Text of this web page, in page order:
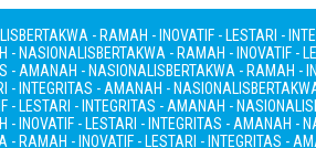
BERTAKWA - RAMAH - INOVATIF - LESTARI -
- NASIONALISBERTAKWA - RAMAH - INOVATIF -
- AMANAH - NASIONALISBERTAKWA - RAMAH -
- INTEGRITAS - AMANAH - NASIONALIS
- LESTARI - INTEGRITAS - AMANAH - NASIONALIS
- INOVATIF - LESTARI - INTEGRITAS - AMANAH -
- RAMAH - INOVATIF - LESTARI - INTEGRITAS -